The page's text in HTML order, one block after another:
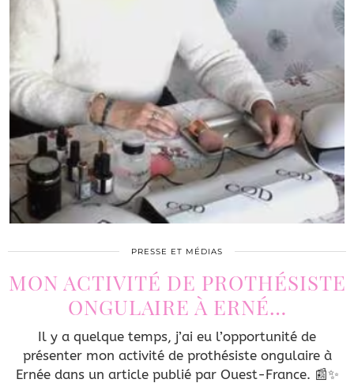
PRESSE ET MÉDIAS
MON ACTIVITÉ DE PROTHÉSISTE
ONGULAIRE À ERNÉ…
Il y a quelque temps, j’ai eu l’opportunité de
présenter mon activité de prothésiste ongulaire à
Ernée dans un article publié par Ouest-France. 📰✨